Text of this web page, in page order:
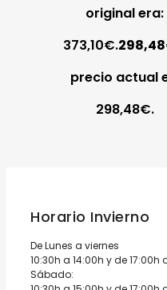
original era:
373,10€.298,48
precio actual
298,48€.
Horario Invierno
De Lunes a viernes
10:30h a 14:00h y de 17:00h
Sábado: